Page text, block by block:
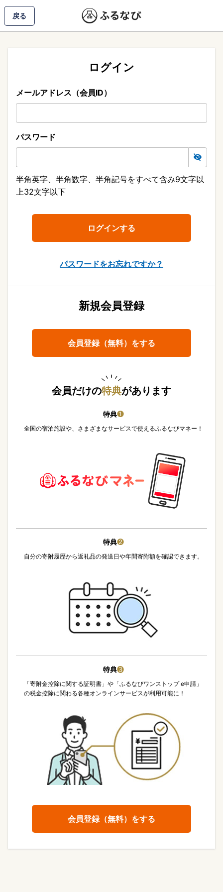
戻る
ログイン
メールアドレス（会員ID）
パスワード
半角英字、半角数字、半角記号をすべて含み9文字以
上32文字以下
パスワードをお忘れですか？
新規会員登録
会員登録（無料）をする
会員だけの特典があります
特典❶
全国の宿泊施設や、さまざまなサービスで使えるふるなびマネー！
特典❷
自分の寄附履歴から返礼品の発送日や年間寄附額を確認できます。
特典❸
「寄附金控除に関する証明書」や「ふるなびワンストップ e申請」
の税金控除に関わる各種オンラインサービスが利用可能に！
会員登録（無料）をする